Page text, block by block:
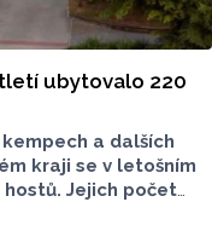
ubytovalo 220
a dalších
kraji se v letošním
Jejich počet